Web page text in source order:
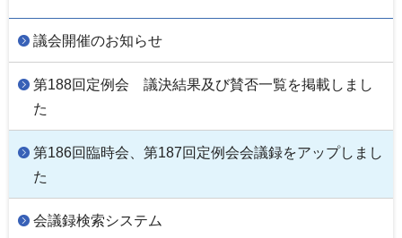
議会開催のお知らせ
第188回定例会 議決結果及び賛否一覧を掲載しまし
た
第186回臨時会、第187回定例会会議録をアップしまし
た
会議録検索システム